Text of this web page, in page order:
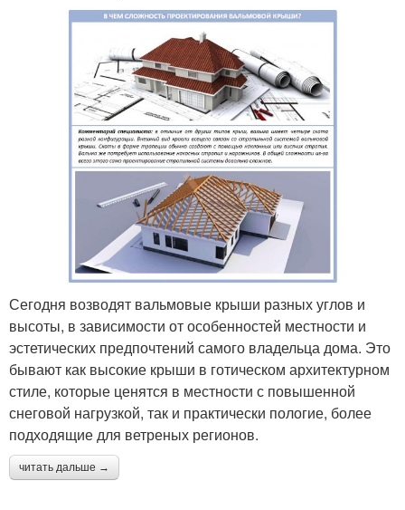
Сегодня возводят вальмовые крыши разных углов и
высоты, в зависимости от особенностей местности и
эстетических предпочтений самого владельца дома. Это
бывают как высокие крыши в готическом архитектурном
стиле, которые ценятся в местности с повышенной
снеговой нагрузкой, так и практически пологие, более
подходящие для ветреных регионов.
читать дальше →